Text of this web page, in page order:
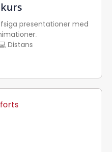
presentationer med
Distans